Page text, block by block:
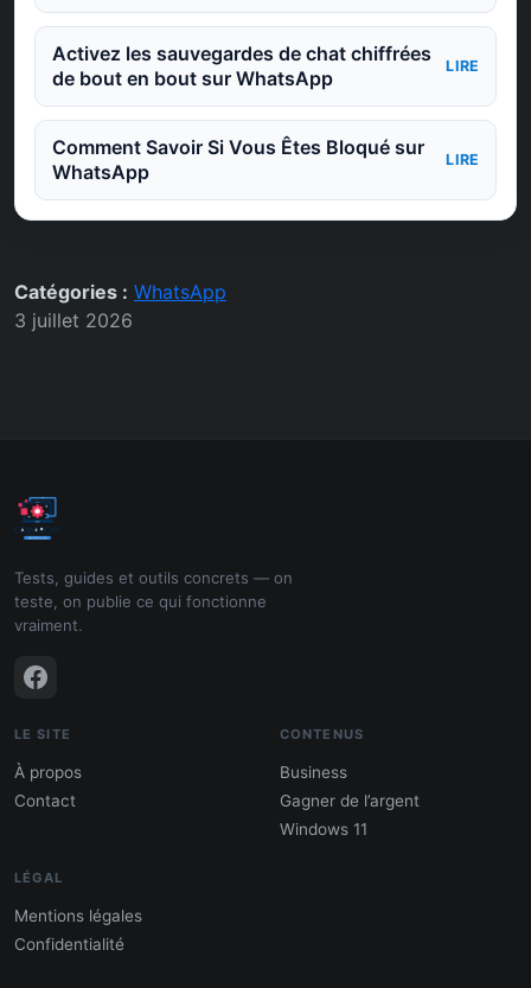
Activez les sauvegardes de chat chiffrées
de bout en bout sur WhatsApp
LIRE
Comment Savoir Si Vous Êtes Bloqué sur
WhatsApp
LIRE
Catégories : WhatsApp
3 juillet 2026
Tests, guides et outils concrets — on
teste, on publie ce qui fonctionne
vraiment.
LE SITE
À propos
Contact
CONTENUS
Business
Gagner de l’argent
Windows 11
LÉGAL
Mentions légales
Confidentialité